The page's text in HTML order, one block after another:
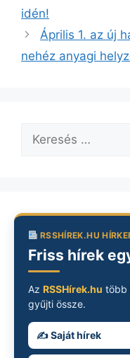
idén!
Április 1. az új
nehéz anyagi
Keresés:
RSSHÍREK.HU
Friss hírek
Az RSSHírek.hu több
gyűjti össze.
✍️ Saját hírek